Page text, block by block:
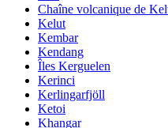
Chaîne volcanique de
Kelut
Kembar
Kendang
Îles Kerguelen
Kerinci
Kerlingarfjöll
Ketoi
Khangar